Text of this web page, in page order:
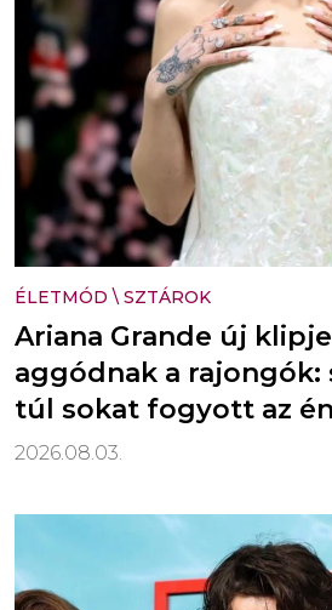
ÉLETMÓD \ SZTÁROK
Ariana Grande új
aggódnak a rajongók:
túl sokat fogyott az
2026.08.03.